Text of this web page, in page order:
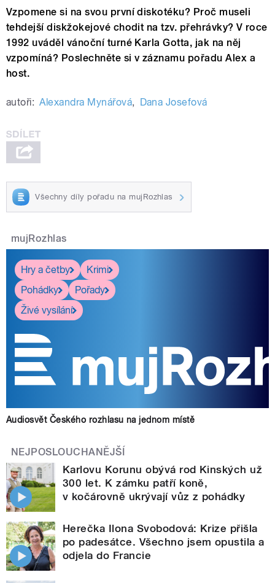
Vzpomene si na svou první diskotéku? Proč museli
tehdejší diskžokejové chodit na tzv. přehrávky? V roce
1992 uváděl vánoční turné Karla Gotta, jak na něj
vzpomíná? Poslechněte si v záznamu pořadu Alex a
host.
autoři: Alexandra Mynářová, Dana Josefová
Všechny díly pořadu na mujRozhlas
mujRozhlas
Hry a četby
Krimi
Pohádky
Pořady
Živé vysílání
Audiosvět Českého rozhlasu na jednom místě
NEJPOSLOUCHANĚJŠÍ
Karlovu Korunu obývá rod Kinských už
300 let. K zámku patří koně,
v kočárovně ukrývají vůz z pohádky
Herečka Ilona Svobodová: Krize přišla
po padesátce. Všechno jsem opustila a
odjela do Francie